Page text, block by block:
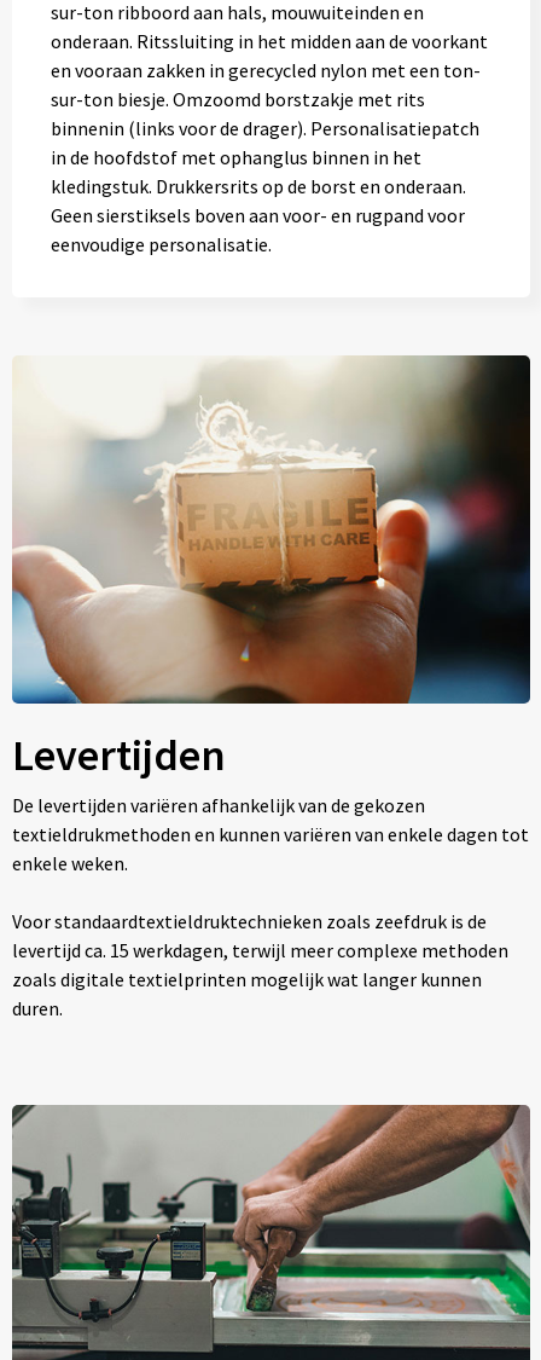
sur-ton ribboord aan hals, mouwuiteinden en
onderaan. Ritssluiting in het midden aan de voorkant
en vooraan zakken in gerecycled nylon met een ton-
sur-ton biesje. Omzoomd borstzakje met rits
binnenin (links voor de drager). Personalisatiepatch
in de hoofdstof met ophanglus binnen in het
kledingstuk. Drukkersrits op de borst en onderaan.
Geen sierstiksels boven aan voor- en rugpand voor
eenvoudige personalisatie.
Levertijden
De levertijden variëren afhankelijk van de gekozen
textieldrukmethoden en kunnen variëren van enkele dagen tot
enkele weken.
Voor standaardtextieldruktechnieken zoals zeefdruk is de
levertijd ca. 15 werkdagen, terwijl meer complexe methoden
zoals digitale textielprinten mogelijk wat langer kunnen
duren.